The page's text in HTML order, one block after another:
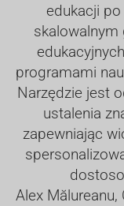
edukacji
skalowalnym
programami
Narzędzie jest
ustalenia
zapewniając
Alex Mălureanu,